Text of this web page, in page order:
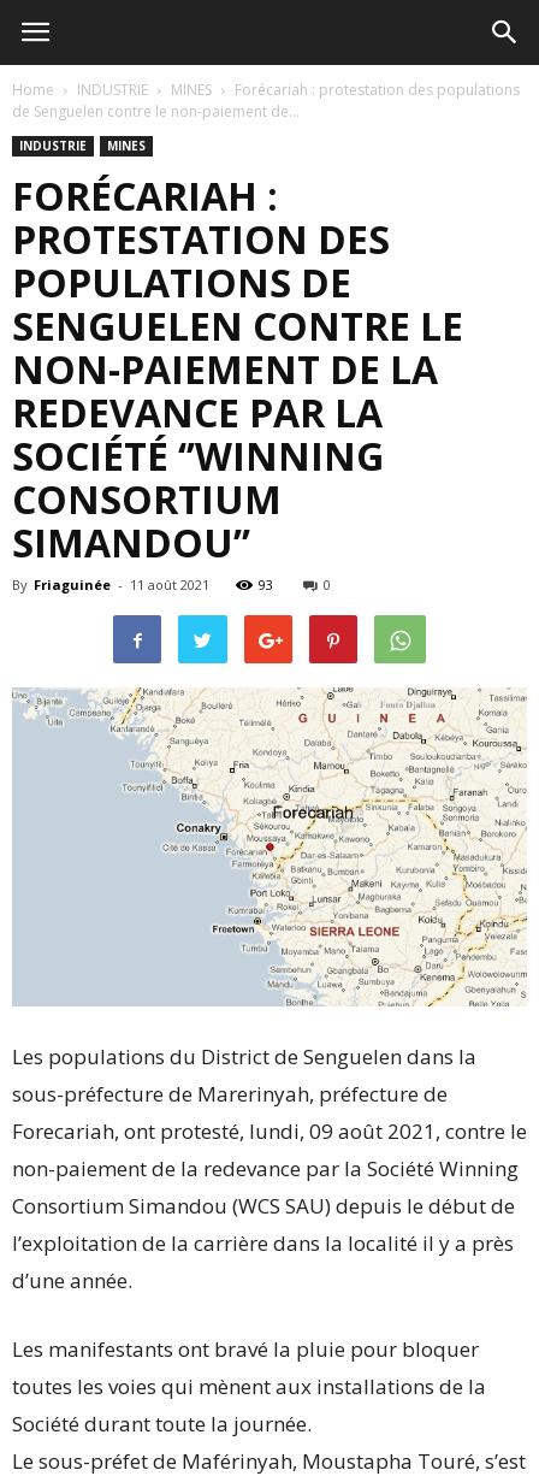
Home INDUSTRIE MINES
Forécariah : protestation des populations
de Senguelen contre le non-paiement de...
INDUSTRIE MINES
FORÉCARIAH :
PROTESTATION DES
POPULATIONS DE
SENGUELEN CONTRE LE
NON-PAIEMENT DE LA
REDEVANCE PAR LA
SOCIÉTÉ ‘’WINNING
CONSORTIUM
SIMANDOU’’
By Friaguinée - 11 août 2021 93 0
Les populations du District de Senguelen dans la
sous-préfecture de Marerinyah, préfecture de
Forecariah, ont protesté, lundi, 09 août 2021, contre le
non-paiement de la redevance par la Société Winning
Consortium Simandou (WCS SAU) depuis le début de
l’exploitation de la carrière dans la localité il y a près
d’une année.
Les manifestants ont bravé la pluie pour bloquer
toutes les voies qui mènent aux installations de la
Société durant toute la journée.
Le sous-préfet de Maférinyah, Moustapha Touré, s’est